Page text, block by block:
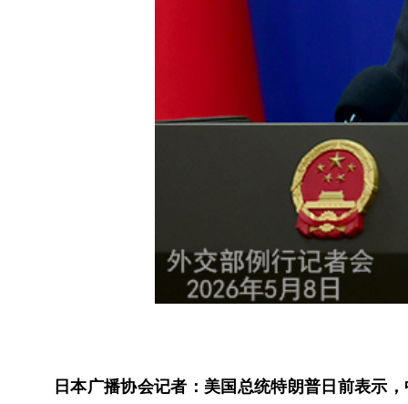
日本广播协会记者：美国总统特朗普日前表示